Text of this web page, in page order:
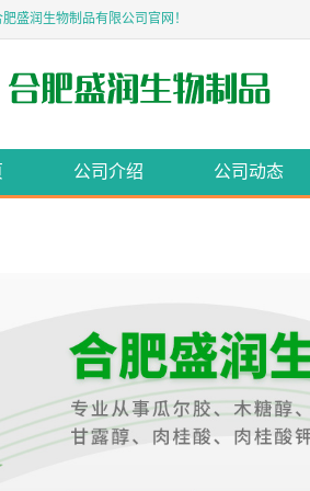
盛润生物制品有限公司官网！
公司介绍 公司动态